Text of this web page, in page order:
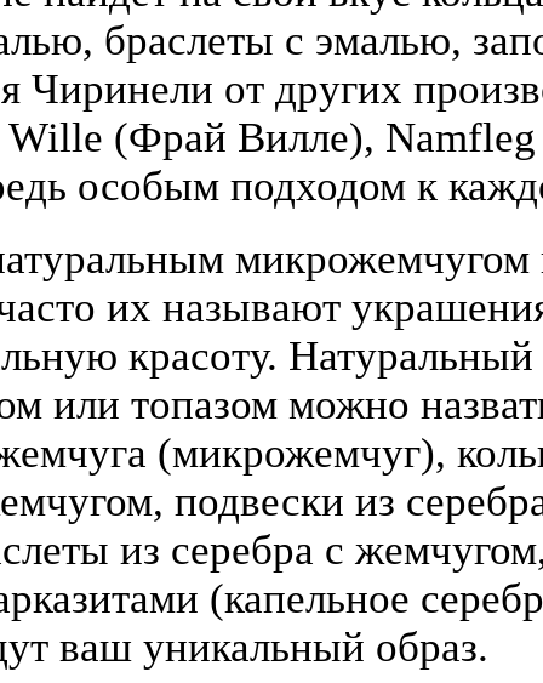
браслеты с эмалью,
Чиринели от других
Wille (Фрай Вилле),
особым подходом к
микрожемчугом
их называют
красоту.
или топазом можно
(микрожемчуг),
подвески из
из серебра с
(капельное
ваш уникальный образ.